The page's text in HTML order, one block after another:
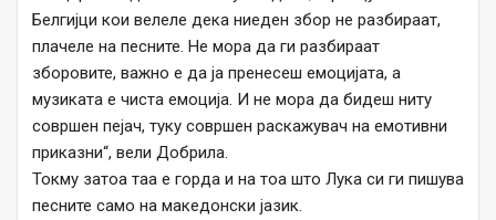
Белгијци кои велеле дека ниеден збор не разбираат,
плачеле на песните. Не мора да ги разбираат
зборовите, важно е да ја пренесеш емоцијата, а
музиката е чиста емоција. И не мора да бидеш ниту
совршен пејач, туку совршен раскажувач на емотивни
приказни“, вели Добрила.
Токму затоа таа е горда и на тоа што Лука си ги пишува
песните само на македонски јазик.